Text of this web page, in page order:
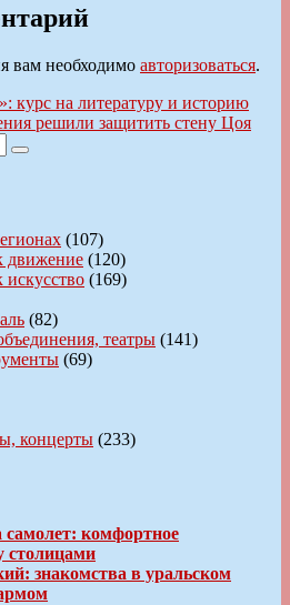
вам необходимо авторизоваться.
курс на литературу и историю
решили защитить стену Цоя
Поиск
(107)
движение (120)
искусство (169)
(82)
театры (141)
(69)
концерты (233)
комфортное
столицами
знакомства в уральском